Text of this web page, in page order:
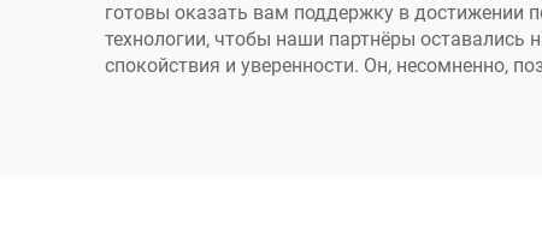
готовы оказать вам поддержку в достижении
технологии, чтобы наши партнёры оставались
спокойствия и уверенности. Он, несомненно,